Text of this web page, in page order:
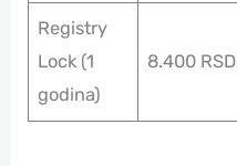
Registry
Lock (1
godina)
8.400 RSD